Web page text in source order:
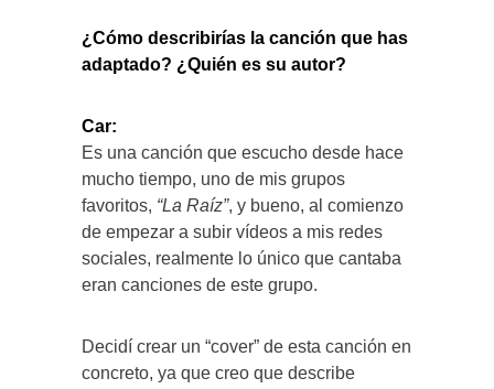
¿Cómo describirías la canción que has
adaptado? ¿Quién es su autor?
Car:
Es una canción que escucho desde hace
mucho tiempo, uno de mis grupos
favoritos, “La Raíz”, y bueno, al comienzo
de empezar a subir vídeos a mis redes
sociales, realmente lo único que cantaba
eran canciones de este grupo.
Decidí crear un “cover” de esta canción en
concreto, ya que creo que describe